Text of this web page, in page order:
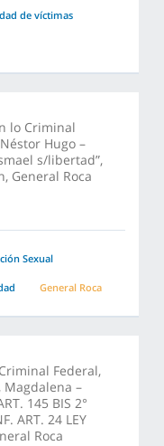
de víctimas
lo Criminal
Néstor Hugo –
s/libertad”,
General Roca
Sexual
General Roca
Federal,
Magdalena –
145 BIS 2°
ART. 24 LEY
Roca